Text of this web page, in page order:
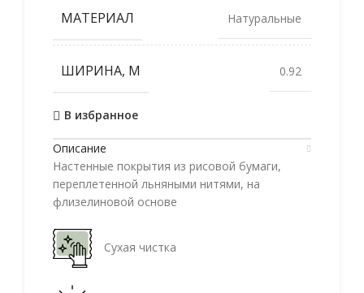
МАТЕРИАЛ Натуральные
ШИРИНА, М 0.92
В избранное
Описание
Настенные покрытия из рисовой бумаги,
переплетенной льняными нитями, на
флизелиновой основе
Сухая чистка